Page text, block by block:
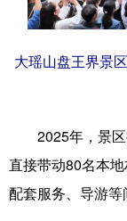
大瑶山盘王界景
2025年，景区
直接带动80名本
配套服务、导游等